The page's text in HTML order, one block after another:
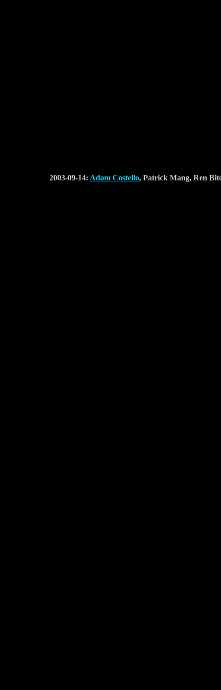
2003-09-14: Adam Costello, Patrick Mang, Ren